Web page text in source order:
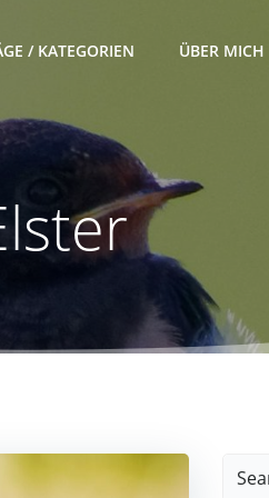
/ KATEGORIEN ÜBER MICH
Search